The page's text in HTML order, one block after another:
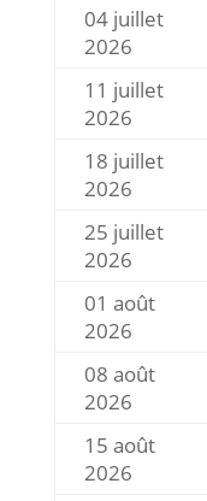
04 juillet
2026
11 juillet
2026
18 juillet
2026
25 juillet
2026
01 août
2026
08 août
2026
15 août
2026